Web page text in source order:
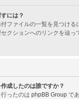
には？
ファイルの一覧を見つける
クションへのリンクを辿っ
成したのは誰ですか？
ったのは phpBB Group で